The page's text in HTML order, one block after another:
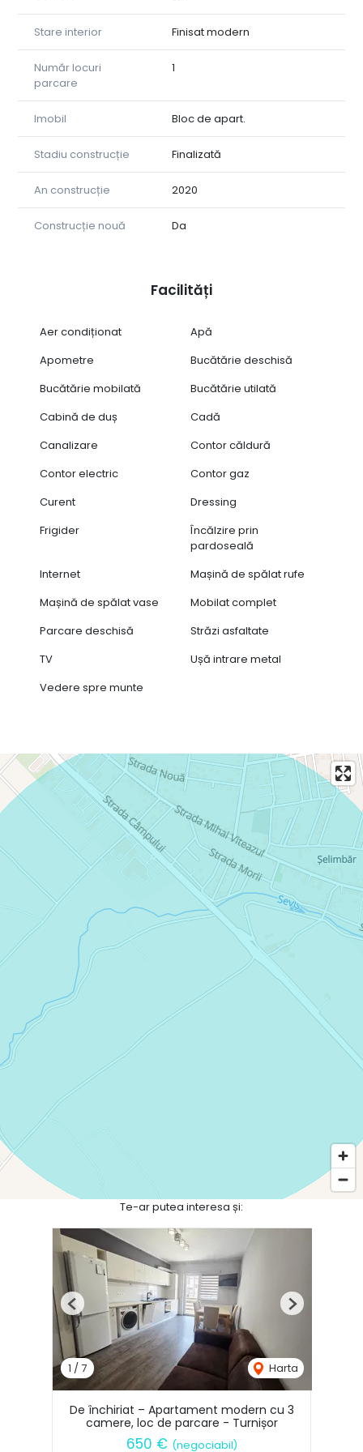
Stare interior Finisat modern
Număr locuri
parcare
1
Imobil Bloc de apart.
Stadiu construcție Finalizată
An construcție 2020
Construcție nouă Da
Facilități
Aer condiționat
Apă
Apometre
Bucătărie deschisă
Bucătărie mobilată
Bucătărie utilată
Cabină de duș
Cadă
Canalizare
Contor căldură
Contor electric
Contor gaz
Curent
Dressing
Frigider
Încălzire prin
pardoseală
Internet
Mașină de spălat rufe
Mașină de spălat vase
Mobilat complet
Parcare deschisă
Străzi asfaltate
TV
Ușă intrare metal
Vedere spre munte
Te-ar putea interesa și:
1 /7 Harta
Previous Next
De închiriat – Apartament modern cu 3
camere, loc de parcare - Turnișor
650 € (negociabil)